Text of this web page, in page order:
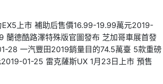
上市 補助后售價16.99-19.99萬元2019-
蘭德酷路澤特殊版官圖發布 芝加哥車展首發
28 一汽豐田2019銷量目的74.5萬臺 5款重磅
01-25 雷克薩斯UX 1月23日上市 預售